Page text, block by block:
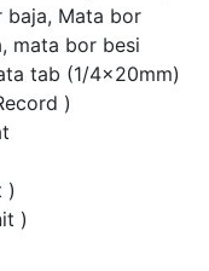
baja, Mata bor
mata bor besi
tab (1/4x20mm)
)
)
)